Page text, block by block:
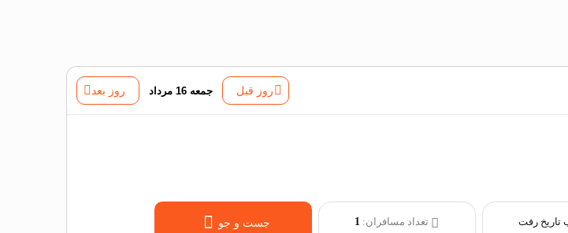
روز قبل جمعه 16 مرداد روز بعد
تعداد مسافران:1 جست و جو